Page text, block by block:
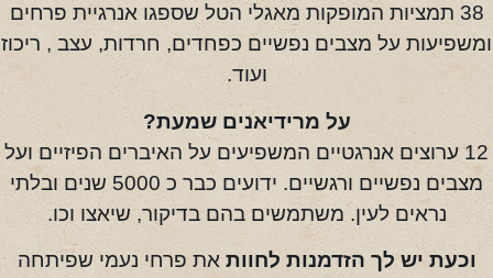
38 תמציות המופקות מאגלי הטל שספגו אנרגיית פרחים
ומשפיעות על מצבים נפשיים כפחדים, חרדות, עצב , ריכוז
ועוד.
על מרידיאנים שמעת?
12 ערוצים אנרגטיים המשפיעים על האיברים הפיזיים ועל
מצבים נפשיים ורגשיים. ידועים כבר כ 5000 שנים ובלתי
נראים לעין. משתמשים בהם בדיקור, שיאצו וכו.
וכעת יש לך הזדמנות לחוות את פרחי נעמי שפיתחה